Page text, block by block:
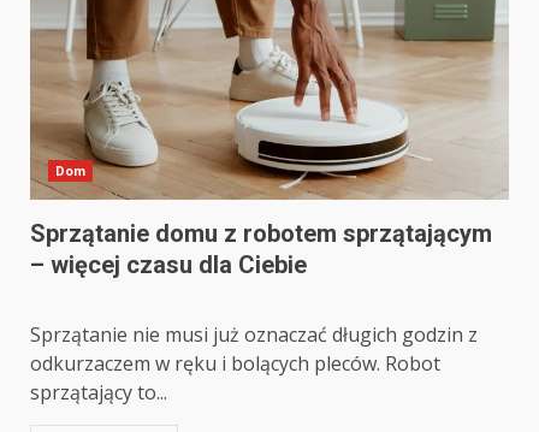
Dom
Sprzątanie domu z robotem sprzątającym
– więcej czasu dla Ciebie
Sprzątanie nie musi już oznaczać długich godzin z
odkurzaczem w ręku i bolących pleców. Robot
sprzątający to...